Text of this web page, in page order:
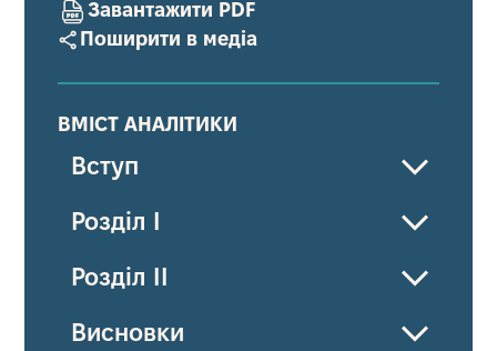
Завантажити PDF
Поширити в медіа
ВМІСТ АНАЛІТИКИ
Вступ
Розділ І
Розділ ІІ
Висновки